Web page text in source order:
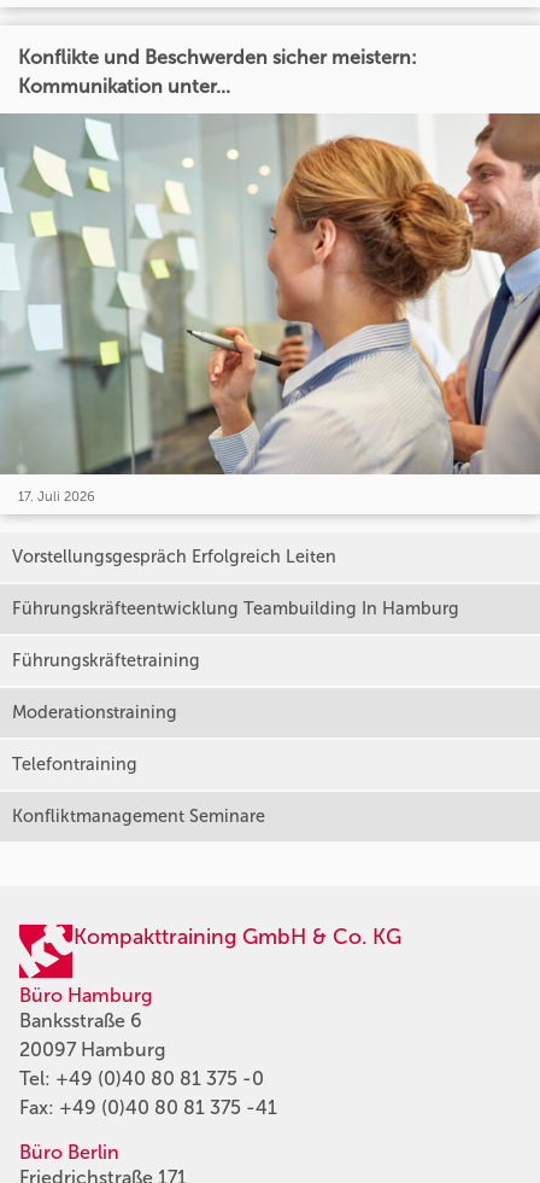
Konflikte und Beschwerden sicher meistern:
Kommunikation unter...
17. Juli 2026
Vorstellungsgespräch Erfolgreich Leiten
Führungskräfteentwicklung Teambuilding In Hamburg
Führungskräftetraining
Moderationstraining
Telefontraining
Konfliktmanagement Seminare
Kompakttraining GmbH & Co. KG
Büro Hamburg
Banksstraße 6
20097 Hamburg
Tel: +49 (0)40 80 81 375 -0
Fax: +49 (0)40 80 81 375 -41
Büro Berlin
Friedrichstraße 171